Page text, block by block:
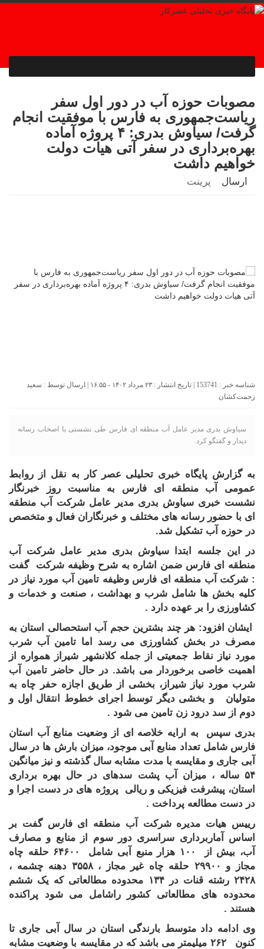
مصوبات حوزه آب در دور اول سفر
ریاست‌جمهوری به فارس با موفقیت انجام
گرفت/ سیاوش بدری: ۴ پروژه آماده
بهره‌برداری در سفر آتی هیات دولت
خواهیم داشت
ارسال پرینت
شناسه خبر : 153741 | تاریخ انتشار : ۲۳ مرداد ۱۴۰۲ - ۱۶:۵۵ | ارسال توسط :
سعید
زحمت‌کشان
سیاوش بدری مدیر عامل آب منطقه ای فارس طی نشستی با اصحاب رسانه
دیدار و گفتگو کرد.
به گزارش پایگاه خبری تحلیلی عصر کار به نقل از روابط
عمومی آب منطقه ای فارس به مناسبت روز خبرنگار
نشست خبری سیاوش بدری مدیر عامل شرکت آب منطقه
ای با حضور رسانه های مختلف و خبرنگاران فعال و متخصص
در حوزه آب تشکیل شد.
در این جلسه ابتدا سیاوش بدری مدیر عامل شرکت آب
منطقه ای فارس ضمن اشاره به شرح وظیفه شرکت گفت
: شرکت آب منطقه ای فارس وظیفه تامین آب مورد نیاز در
کلیه بخش ها شامل شرب و بهداشت ، صنعت و خدمات و
کشاورزی را بر عهده دارد .
ایشان افزود: هر چند بشترین حجم آب استحصالی استان به
مصرف در بخش کشاورزی می رسد اما تامین آب شرب
مورد نیاز نقاط جمعیتی از جمله کلانشهر شیراز همواره از
اهمیت خاصی برخوردار می باشد. در حال حاضر تامین آب
شرب مورد نیاز شیراز، بخشی از طریق اجازه حفر چاه به
متولیان و بخشی دیگر توسط اجرای خطوط انتقال اول و
دوم از سد درود زن تامین می شود .
بدری سپس به ارایه خلاصه ای از وضعیت منابع آب استان
فارس شامل تعداد منابع آبی موجود، میزان بارش ها در سال
آبی جاری و مقایسه با مدت مشابه سال گذشته و نیز میانگین
۵۴ ساله ، میزان آب پشت سدهای در حال بهره برداری
استان، پیشرفت فیزیکی و ریالی پروژه های در دست اجرا و
در دست مطالعه پرداخت .
رییس هیات مدیره شرکت آب منطقه ای فارس گفت بر
اساس آماربرداری سراسری دور سوم از منابع و مصارف
آب، بیش از ۱۰۰ هزار منبع آبی شامل ۶۴۶۰۰ حلقه چاه
مجاز و ۲۹۹۰۰ حلقه چاه غیر مجاز ، ۳۵۵۸ دهنه چشمه ،
۲۴۲۸ رشته قنات در ۱۳۴ محدوده مطالعاتی که یک ششم
محدوده های مطالعاتی کشور راشامل می شود پراکنده
هستند .
وی ادامه داد متوسط بارندگی استان در سال آبی جاری تا
کنون ۲۶۲ میلیمتر می باشد که در مقایسه با وضعیت مشابه